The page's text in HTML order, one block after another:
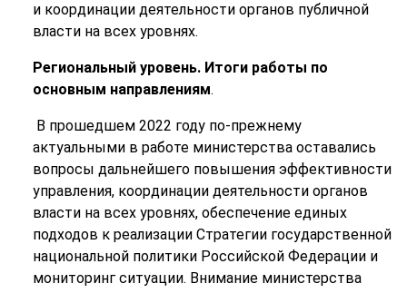
и координации деятельности органов публичной
власти на всех уровнях.
Региональный уровень. Итоги работы по
основным направлениям.
В прошедшем 2022 году по-прежнему
актуальными в работе министерства оставались
вопросы дальнейшего повышения эффективности
управления, координации деятельности органов
власти на всех уровнях, обеспечение единых
подходов к реализации Стратегии государственной
национальной политики Российской Федерации и
мониторинг ситуации. Внимание министерства